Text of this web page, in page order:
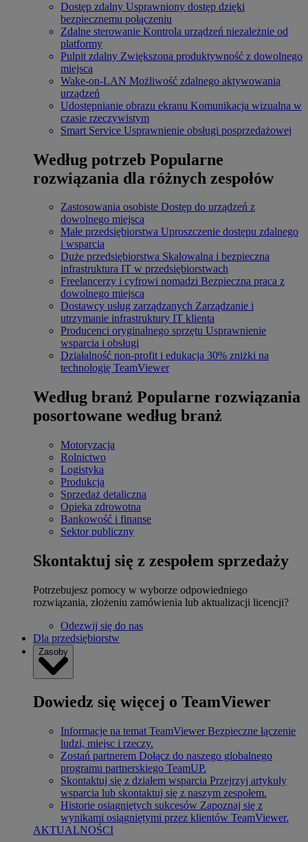
Dostęp zdalny Usprawniony dostęp dzięki
bezpiecznemu połączeniu
Zdalne sterowanie Kontrola urządzeń niezależnie od
platformy
Pulpit zdalny Zwiększona produktywność z dowolnego
miejsca
Wake-on-LAN Możliwość zdalnego aktywowania
urządzeń
Udostępnianie obrazu ekranu Komunikacja wizualna w
czasie rzeczywistym
Smart Service Usprawnienie obsługi posprzedażowej
Według potrzeb Popularne
rozwiązania dla różnych zespołów
Zastosowania osobiste Dostęp do urządzeń z
dowolnego miejsca
Małe przedsiębiorstwa Uproszczenie dostępu zdalnego
i wsparcia
Duże przedsiębiorstwa Skalowalna i bezpieczna
infrastruktura IT w przedsiębiorstwach
Freelancerzy i cyfrowi nomadzi Bezpieczna praca z
dowolnego miejsca
Dostawcy usług zarządzanych Zarządzanie i
utrzymanie infrastruktury IT klienta
Producenci oryginalnego sprzętu Usprawnienie
wsparcia i obsługi
Działalność non-profit i edukacja 30% zniżki na
technologię TeamViewer
Według branż Popularne rozwiązania
posortowane według branż
Motoryzacja
Rolnictwo
Logistyka
Produkcja
Sprzedaż detaliczna
Opieka zdrowotna
Bankowość i finanse
Sektor publiczny
Skontaktuj się z zespołem sprzedaży
Potrzebujesz pomocy w wyborze odpowiedniego
rozwiązania, złożeniu zamówienia lub aktualizacji licencji?
Odezwij się do nas
Dla przedsiębiorstw
Zasoby
Dowiedz się więcej o TeamViewer
Informacje na temat TeamViewer Bezpieczne łączenie
ludzi, miejsc i rzeczy.
Zostań partnerem Dołącz do naszego globalnego
programu partnerskiego TeamUP.
Skontaktuj się z działem wsparcia Przejrzyj artykuły
wsparcia lub skontaktuj się z naszym zespołem.
Historie osiągniętych sukcesów Zapoznaj się z
wynikami osiągniętymi przez klientów TeamViewer.
AKTUALNOŚCI